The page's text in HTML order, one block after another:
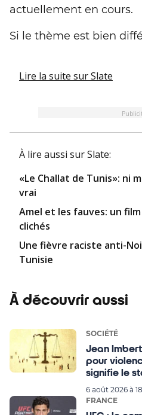
actuellement en cours.
Si le thème est bien
Lire la suite sur Slate
À lire aussi sur Slate:
«Le Challat de Tunis»: ni
vrai
Amel et les fauves: un
clichés
Une fièvre raciste anti-
Tunisie
À découvrir aussi
SOCIÉTÉ
Jean
pour
signifie le
6 août 2026 à
FRANCE